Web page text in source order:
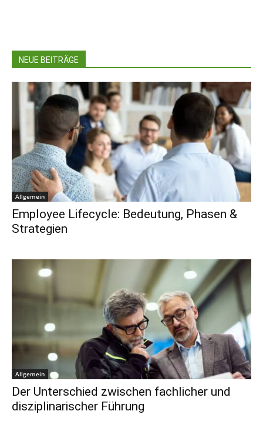
NEUE BEITRÄGE
Allgemein
Employee Lifecycle: Bedeutung, Phasen &
Strategien
Allgemein
Der Unterschied zwischen fachlicher und
disziplinarischer Führung